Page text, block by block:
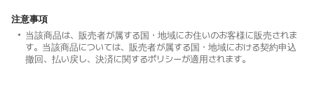
注意事項
当該商品は、販売者が属する国・地域にお住いのお客様に販売されま
す。当該商品については、販売者が属する国・地域における契約申込
撤回、払い戻し、決済に関するポリシーが適用されます。